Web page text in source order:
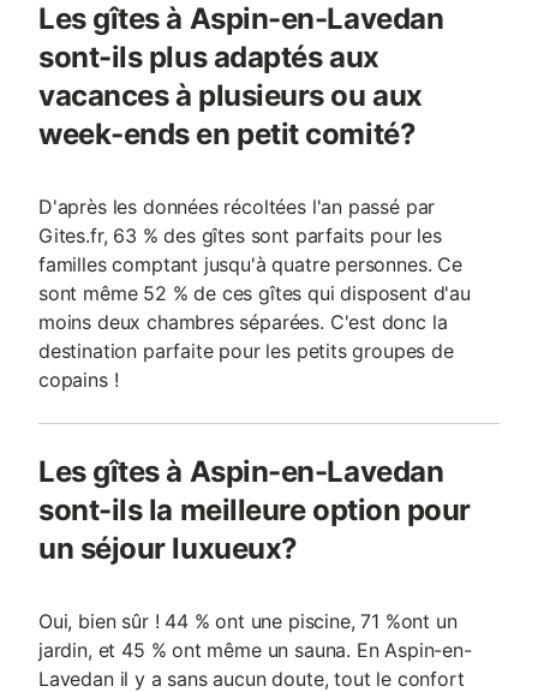
Les gîtes à Aspin-en-Lavedan
sont-ils plus adaptés aux
vacances à plusieurs ou aux
week-ends en petit comité?
D'après les données récoltées l'an passé par
Gites.fr, 63 % des gîtes sont parfaits pour les
familles comptant jusqu'à quatre personnes. Ce
sont même 52 % de ces gîtes qui disposent d'au
moins deux chambres séparées. C'est donc la
destination parfaite pour les petits groupes de
copains !
Les gîtes à Aspin-en-Lavedan
sont-ils la meilleure option pour
un séjour luxueux?
Oui, bien sûr ! 44 % ont une piscine, 71 %ont un
jardin, et 45 % ont même un sauna. En Aspin-en-
Lavedan il y a sans aucun doute, tout le confort